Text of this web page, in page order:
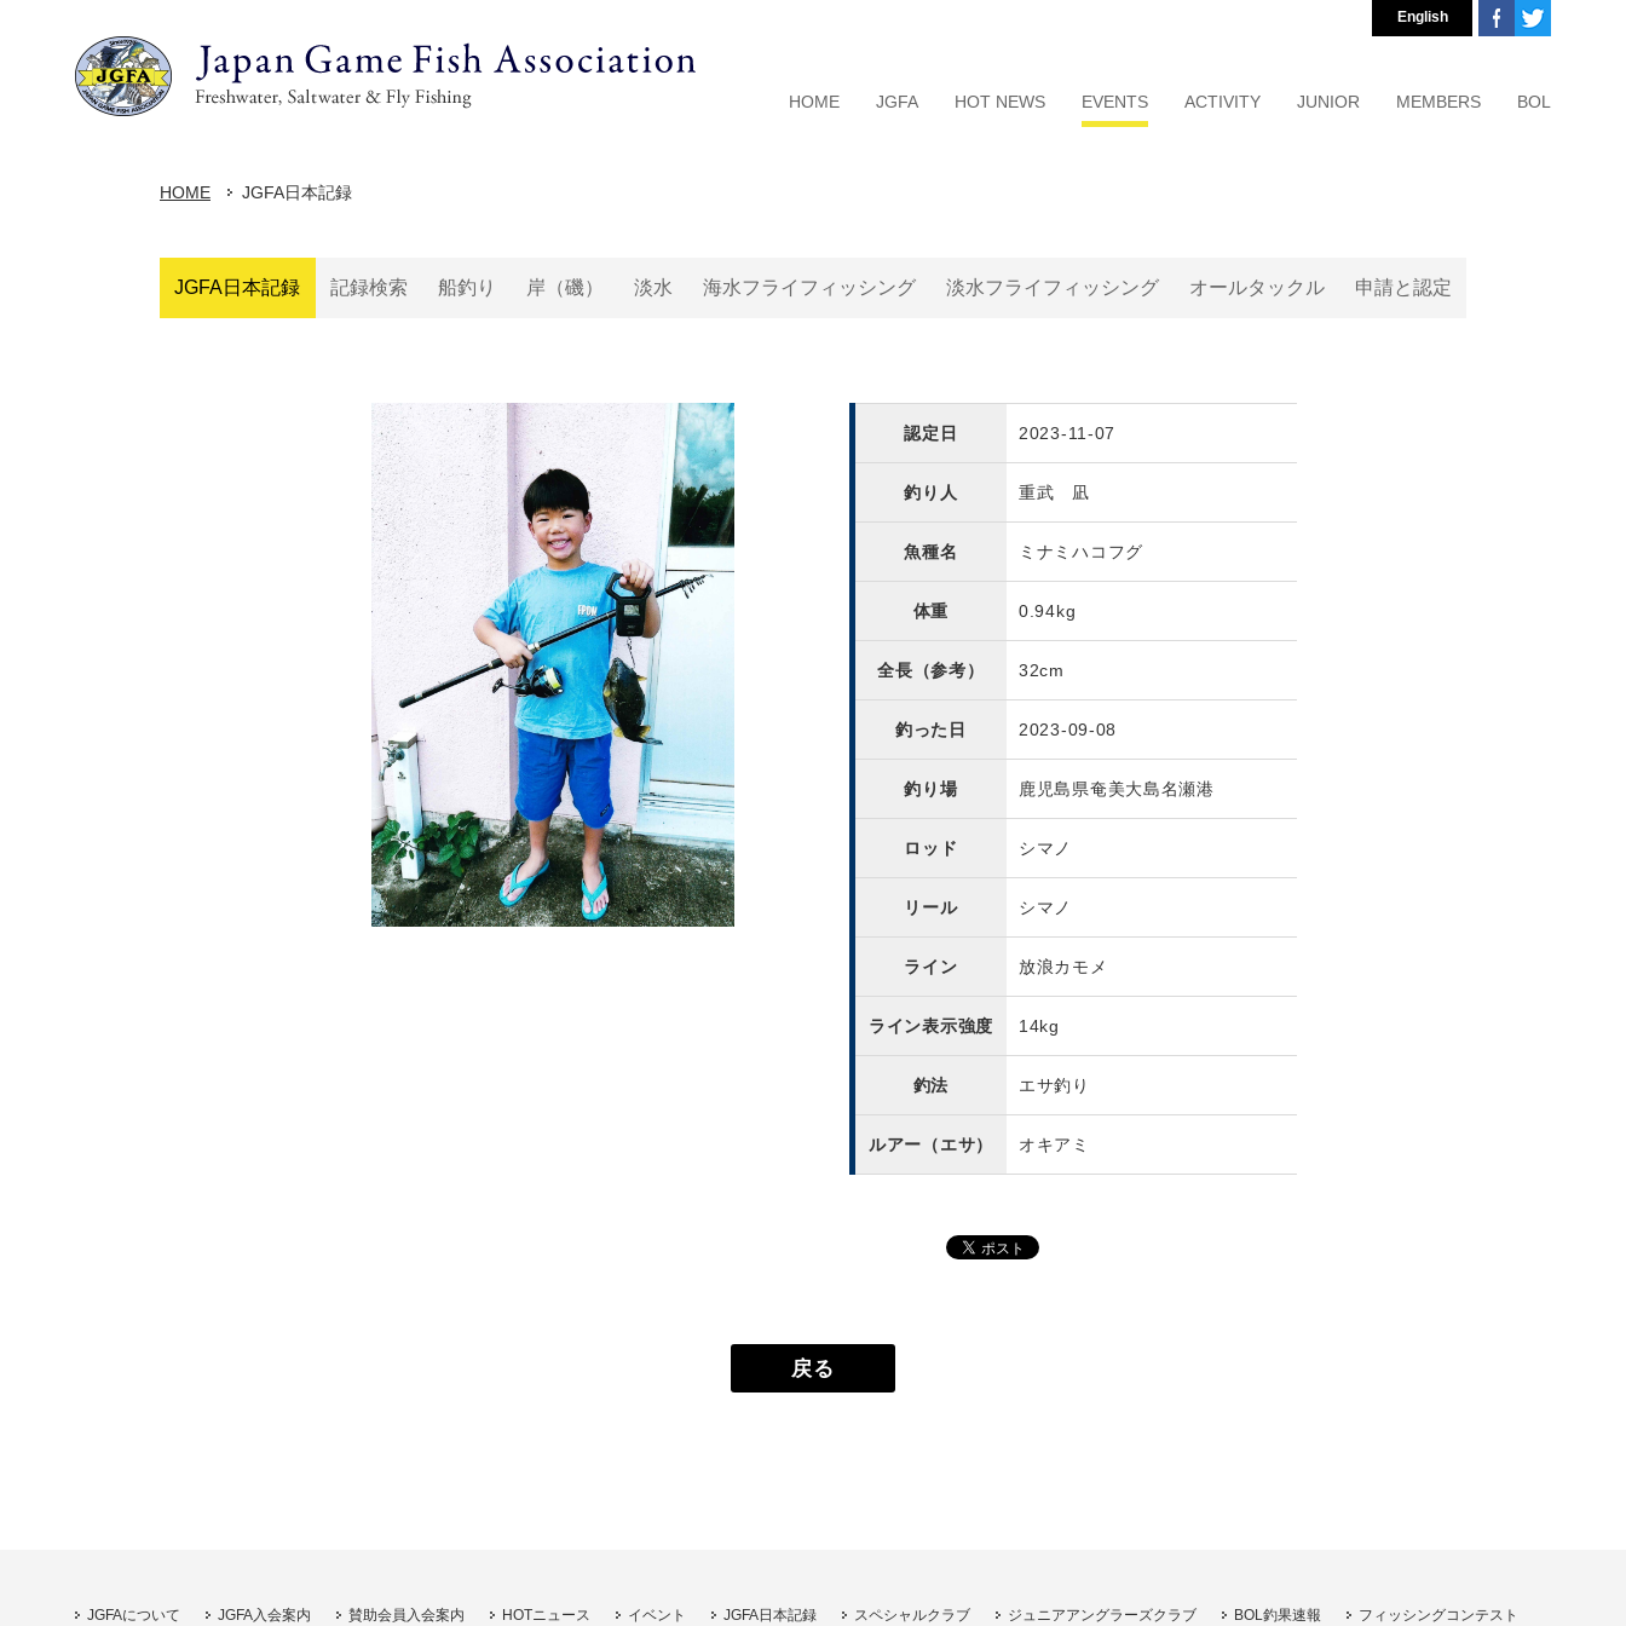
HOME JGFA HOT NEWS EVENTS ACTIVITY JUNIOR MEMBERS BOL
English
HOME JGFA日本記録
JGFA日本記録 記録検索 船釣り 岸（磯） 淡水 海水フライフィッシング 淡水フライフィッシング オールタックル 申請と認定
認定日 2023-11-07
釣り人 重武 凪
魚種名 ミナミハコフグ
体重 0.94kg
全長（参考） 32cm
釣った日 2023-09-08
釣り場 鹿児島県奄美大島名瀬港
ロッド シマノ
リール シマノ
ライン 放浪カモメ
ライン表示強度 14kg
釣法 エサ釣り
ルアー（エサ） オキアミ
戻る
JGFAについて JGFA入会案内 賛助会員入会案内 HOTニュース イベント JGFA日本記録 スペシャルクラブ ジュニアアングラーズクラブ BOL釣果速報 フィッシングコンテスト